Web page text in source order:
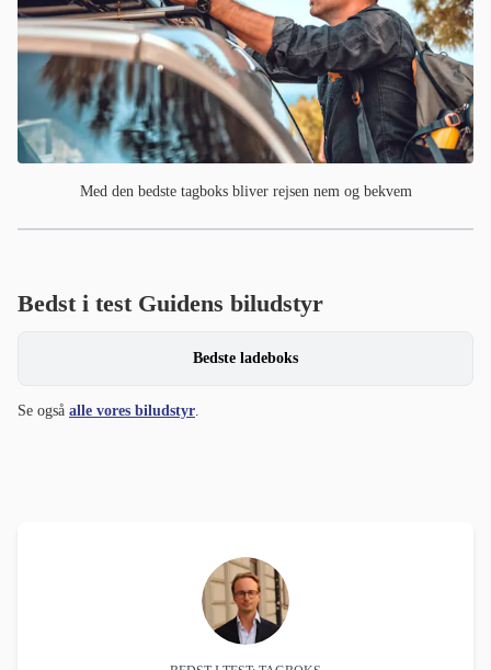
Med den bedste tagboks bliver rejsen nem og bekvem
Bedst i test Guidens biludstyr
Bedste ladeboks
Se også alle vores biludstyr.